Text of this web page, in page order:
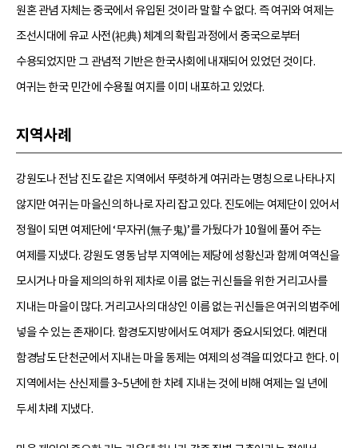
원혼 관념 자체는 중국에서 유입된 것이라 말할 수 없다. 즉 여귀와 여제는
조선시대에 유교 사전(祀典) 체계의 확립 과정에서 중국으로부터
수용되었지만 그 관념적 기반은 한국사회에 내재되어 있었던 것이다.
여귀는 한국 민간에 수용될 여지를 이미 내포하고 있었다.
지역사례
강원도나 전남 진도 같은 지역에서 뚜렷하게 여귀라는 명칭으로 나타나지
않지만 여귀는 마을신의 하나로 자리 잡고 있다. 진도에는 여제단이 있어서
정월이 되면 여제단에 ‘무자귀(無子鬼)’를 가뒀다가 10월에 풀어 주는
여제를 지냈다. 강원도 영동 남부 지역에는 제당에 성황신과 함께 여역신을
모시거나 마을 제의의 하위 제차로 이름 없는 귀신들을 위한 거리고사를
지내는 마을이 많다. 거리고사의 대상인 이름 없는 귀신들은 여귀의 범주에
넣을 수 있는 존재이다. 함경도지방에서도 여제가 중요시되었다. 예컨대
함경남도 단천군에서 지내는 마을 동제는 여제의 성격을 띠었다고 한다. 이
지역에서는 산신제를 3~5년에 한 차례 지내는 것에 비해 여제는 일 년에
두세 차례 지냈다.